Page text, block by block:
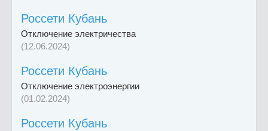
Россети Кубань
Отключение электричества
(12.06.2024)
Россети Кубань
Отключение электроэнергии
(01.02.2024)
Россети Кубань